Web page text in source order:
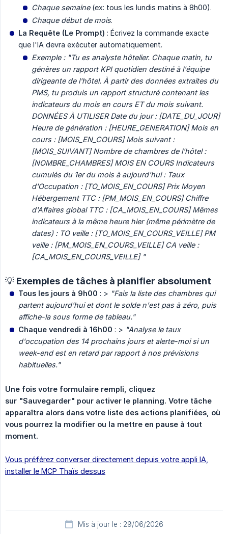
Chaque semaine(ex: tous les lundis matins à 8h00).
Chaque début de mois.
La Requête (Le Prompt) : Écrivez la commande exacte
que l'IA devra exécuter automatiquement.
Exemple : "Tu es analyste hôtelier. Chaque matin, tu
génères un rapport KPI quotidien destiné à l'équipe
dirigeante de l'hôtel. À partir des données extraites du
PMS, tu produis un rapport structuré contenant les
indicateurs du mois en cours ET du mois suivant.
DONNÉES À UTILISER Date du jour : [DATE_DU_JOUR]
Heure de génération : [HEURE_GENERATION] Mois en
cours : [MOIS_EN_COURS] Mois suivant :
[MOIS_SUIVANT] Nombre de chambres de l'hôtel :
[NOMBRE_CHAMBRES] MOIS EN COURS Indicateurs
cumulés du 1er du mois à aujourd'hui : Taux
d'Occupation : [TO_MOIS_EN_COURS] Prix Moyen
Hébergement TTC : [PM_MOIS_EN_COURS] Chiffre
d'Affaires global TTC : [CA_MOIS_EN_COURS] Mêmes
indicateurs à la même heure hier (même périmètre de
dates) : TO veille : [TO_MOIS_EN_COURS_VEILLE] PM
veille : [PM_MOIS_EN_COURS_VEILLE] CA veille :
[CA_MOIS_EN_COURS_VEILLE] "
💡 Exemples de tâches à planifier absolument
Tous les jours à 9h00 : > "Fais la liste des chambres qui
partent aujourd'hui et dont le solde n'est pas à zéro, puis
affiche-la sous forme de tableau."
Chaque vendredi à 16h00 : > "Analyse le taux
d'occupation des 14 prochains jours et alerte-moi si un
week-end est en retard par rapport à nos prévisions
habituelles."
Une fois votre formulaire rempli, cliquez
sur "Sauvegarder" pour activer le planning. Votre tâche
apparaîtra alors dans votre liste des actions planifiées, où
vous pourrez la modifier ou la mettre en pause à tout
moment.
Vous préférez converser directement depuis votre appli IA,
installer le MCP Thaïs dessus
Mis à jour le : 29/06/2026